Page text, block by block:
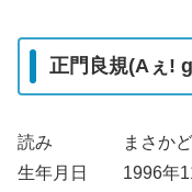
正門良規(Aぇ!
読み まさかど
生年月日 1996年